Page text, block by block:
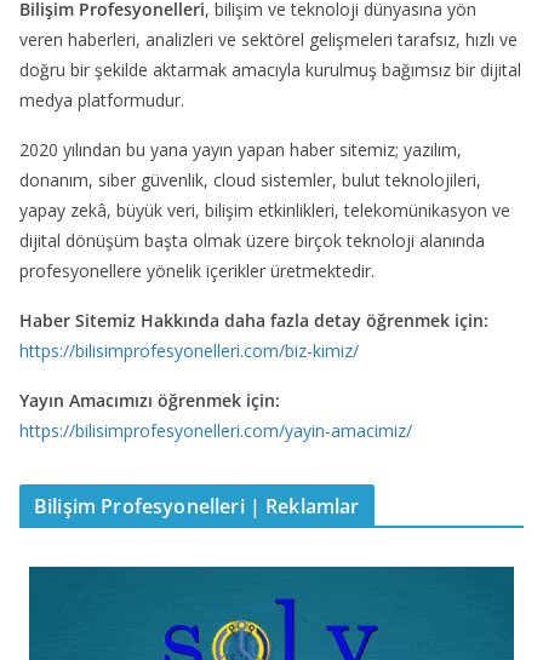
Bilişim Profesyonelleri, bilişim ve teknoloji dünyasına yön
veren haberleri, analizleri ve sektörel gelişmeleri tarafsız, hızlı ve
doğru bir şekilde aktarmak amacıyla kurulmuş bağımsız bir dijital
medya platformudur.
2020 yılından bu yana yayın yapan haber sitemiz; yazılım,
donanım, siber güvenlik, cloud sistemler, bulut teknolojileri,
yapay zekâ, büyük veri, bilişim etkinlikleri, telekomünikasyon ve
dijital dönüşüm başta olmak üzere birçok teknoloji alanında
profesyonellere yönelik içerikler üretmektedir.
Haber Sitemiz Hakkında daha fazla detay öğrenmek için:
https://bilisimprofesyonelleri.com/biz-kimiz/
Yayın Amacımızı öğrenmek için:
https://bilisimprofesyonelleri.com/yayin-amacimiz/
Bilişim Profesyonelleri | Reklamlar